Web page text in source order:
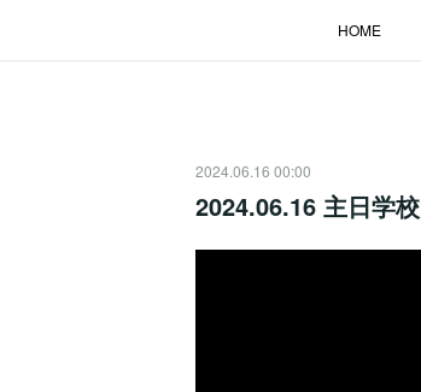
HOME
2024.06.16 00:00
2024.06.16 主日学校